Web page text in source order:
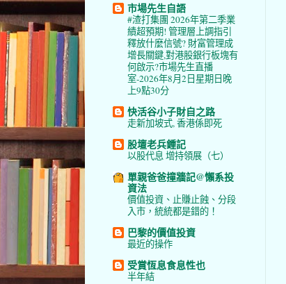
市場先生自語
#渣打集團 2026年第二季業
績超預期! 管理層上調指引
釋放什麼信號? 財富管理成
增長關鍵,對港股銀行板塊有
何啟示?市場先生直播
室-2026年8月2日星期日晚
上9點30分
快活谷小子財自之路
走新加坡式, 香港係即死
股壇老兵鍾記
以股代息 增持領展（七）
單親爸爸撞牆記@懶系投
資法
價值投資、止賺止蝕、分段
入市，統統都是錯的！
巴黎的價值投資
最近的操作
受賞恆息食息性也
半年結